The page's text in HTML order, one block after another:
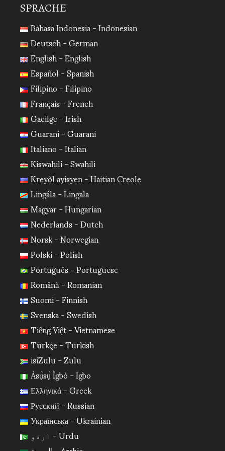
SPRACHE
Bahasa Indonesia - Indonesian
Deutsch - German
English - English
Español - Spanish
Filipino - Filipino
Français - French
Gaeilge - Irish
Guarani - Guarani
Italiano - Italian
Kiswahili - Swahili
Kreyòl ayisyen - Haitian Creole
Lingála - Lingala
Magyar - Hungarian
Nederlands - Dutch
Norsk - Norwegian
Polski - Polish
Português - Portuguese
Română - Romanian
Suomi - Finnish
Svenska - Swedish
Tiếng Việt - Vietnamese
Türkçe - Turkish
isiZulu - Zulu
Ásụ̀sụ̀ Ìgbò - Igbo
Ελληνικά - Greek
Русский - Russian
Українська - Ukrainian
اردو - Urdu